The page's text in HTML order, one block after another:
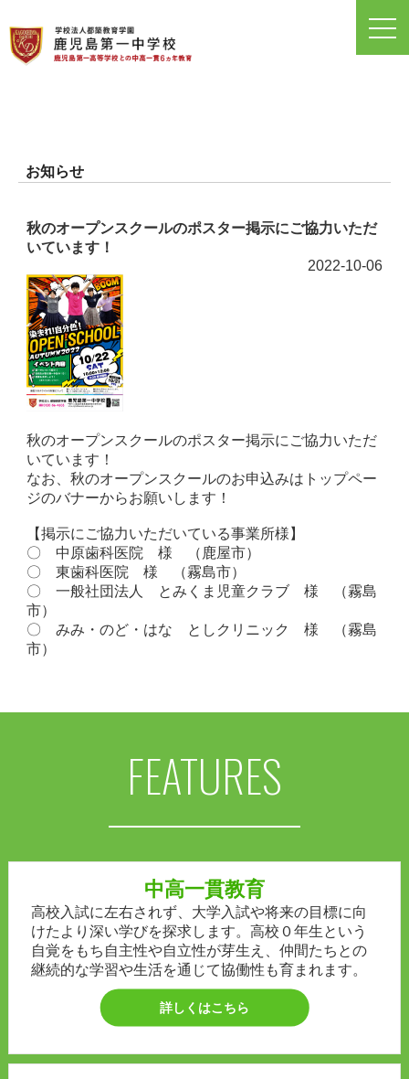
お知らせ
秋のオープンスクールのポスター掲示にご協力いただ
いています！
2022-10-06
秋のオープンスクールのポスター掲示にご協力いただ
いています！
なお、秋のオープンスクールのお申込みはトップペー
ジのバナーからお願いします！
【掲示にご協力いただいている事業所様】
〇 中原歯科医院 様 （鹿屋市）
〇 東歯科医院 様 （霧島市）
〇 一般社団法人 とみくま児童クラブ 様 （霧島
市）
〇 みみ・のど・はな としクリニック 様 （霧島
市）
FEATURES
中高一貫教育
高校入試に左右されず、大学入試や将来の目標に向
けたより深い学びを探求します。高校０年生という
自覚をもち自主性や自立性が芽生え、仲間たちとの
継続的な学習や生活を通じて協働性も育まれます。
詳しくはこちら